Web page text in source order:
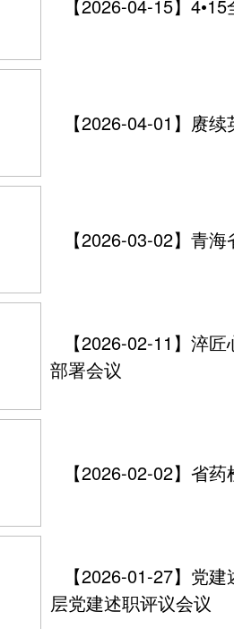
【2026-04-15】
【2026-04-01】赓
【2026-03-02】青
【2026-02-11】淬
部署会议
【2026-02-02】省
【2026-01-27】党
层党建述职评议会议